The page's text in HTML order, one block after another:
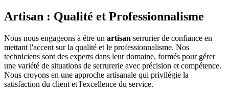
Artisan : Qualité et Professionnalisme
Nous nous engageons à être un artisan serrurier de confiance en
mettant l'accent sur la qualité et le professionnalisme. Nos
techniciens sont des experts dans leur domaine, formés pour gérer
une variété de situations de serrurerie avec précision et compétence.
Nous croyons en une approche artisanale qui privilégie la
satisfaction du client et l'excellence du service.